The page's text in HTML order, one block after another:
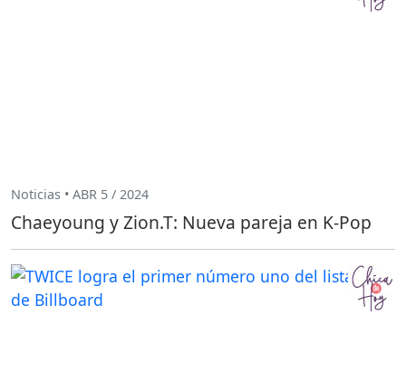
Noticias • ABR 5 / 2024
Chaeyoung y Zion.T: Nueva pareja en K-Pop